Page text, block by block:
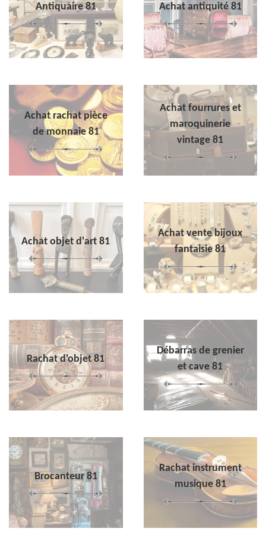
Antiquaire 81 Achat antiquité 81
Achat rachat pièce
de monnaie 81
Achat fourrures et
maroquinerie
vintage 81
Achat objet d'art 81
Achat vente bijoux
fantaisie 81
Rachat d'objet 81
Débarras de grenier
et cave 81
Brocanteur 81
Rachat instrument
musique 81